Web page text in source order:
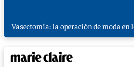
Vasectomía: la operación de moda en